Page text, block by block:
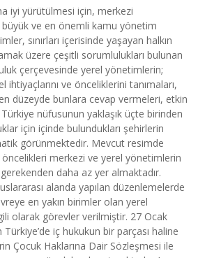
iyi yürütülmesi için, merkezi
ve en önemli kamu yönetim
sınırları içerisinde yaşayan halkın
üzere çeşitli sorumlulukları bulunan
çerçevesinde yerel yönetimlerin;
ihtiyaçlarını ve önceliklerini tanımaları,
düzeyde bunlara cevap vermeleri, etkin
nüfusunun yaklaşık üçte birinden
için içinde bulundukları şehirlerin
görünmektedir. Mevcut resimde
öncelikleri merkezi ve yerel yönetimlerin
daha az yer almaktadır.
alanda yapılan düzenlemelerde
en yakın birimler olan yerel
olarak görevler verilmiştir. 27 Ocak
iç hukukun bir parçası haline
Çocuk Haklarına Dair Sözleşmesi ile